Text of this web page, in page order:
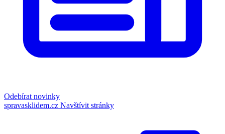
Odebírat novinky
spravasklidem.cz Navštívit stránky